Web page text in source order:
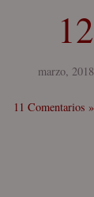
12
marzo, 2018
11 Comentarios »